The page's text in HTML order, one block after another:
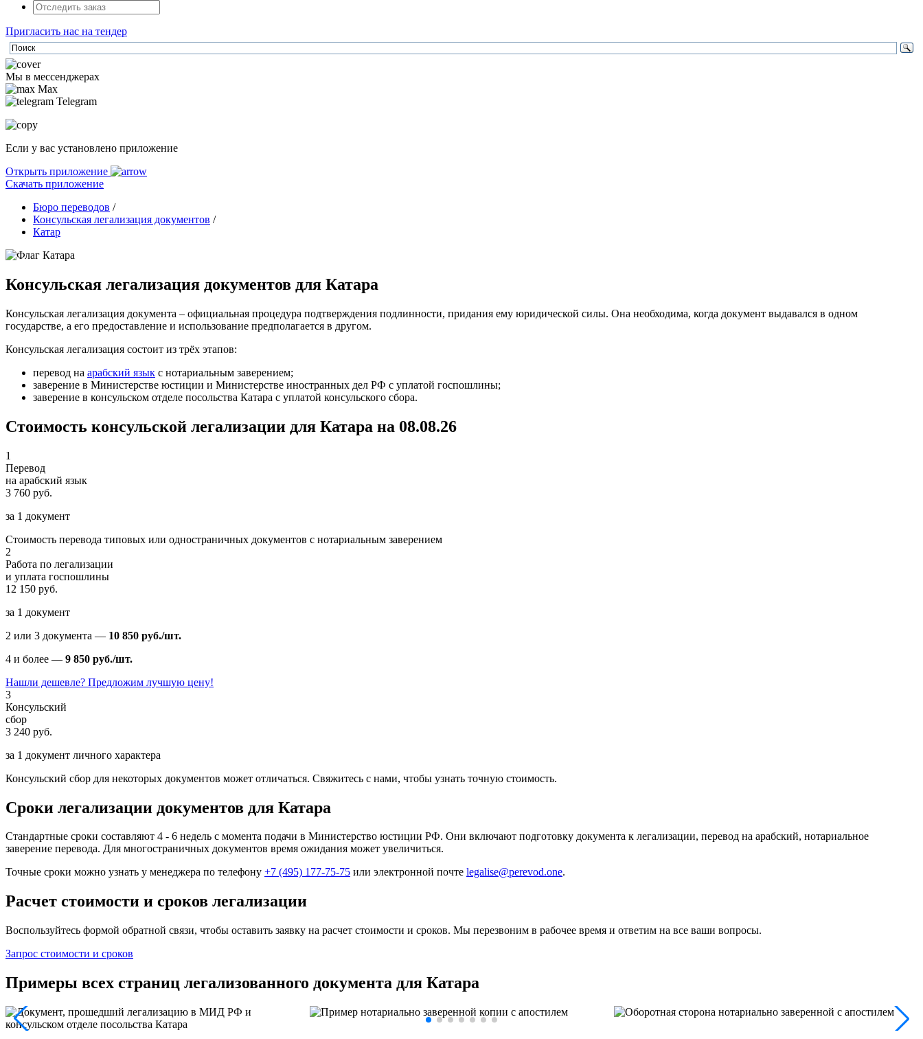
Пригласить нас на тендер
Мы в мессенджерах
Max
Telegram
Если у вас установлено приложение
Открыть приложение
Скачать приложение
Бюро переводов /
Консульская легализация документов /
Катар
Консульская легализация документов для Катара
Консульская легализация документа – официальная процедура подтверждения подлинности, придания ему юридической силы. Она необходима, когда документ выдавался в одном
государстве, а его предоставление и использование предполагается в другом.
Консульская легализация состоит из трёх этапов:
перевод на арабский язык с нотариальным заверением;
заверение в Министерстве юстиции и Министерстве иностранных дел РФ с уплатой госпошлины;
заверение в консульском отделе посольства Катара с уплатой консульского сбора.
Стоимость консульской легализации для Катара на 08.08.26
1
Перевод
на арабский язык
3 760 руб.
за 1 документ
Стоимость перевода типовых или одностраничных документов с нотариальным заверением
2
Работа по легализации
и уплата госпошлины
12 150 руб.
за 1 документ
2 или 3 документа — 10 850 руб./шт.
4 и более — 9 850 руб./шт.
Нашли дешевле? Предложим лучшую цену!
3
Консульский
сбор
3 240 руб.
за 1 документ личного характера
Консульский сбор для некоторых документов может отличаться. Свяжитесь с нами, чтобы узнать точную стоимость.
Сроки легализации документов для Катара
Стандартные сроки составляют 4 - 6 недель с момента подачи в Министерство юстиции РФ. Они включают подготовку документа к легализации, перевод на арабский, нотариальное
заверение перевода. Для многостраничных документов время ожидания может увеличиться.
Точные сроки можно узнать у менеджера по телефону +7 (495) 177-75-75 или электронной почте legalise@perevod.one.
Расчет стоимости и сроков легализации
Воспользуйтесь формой обратной связи, чтобы оставить заявку на расчет стоимости и сроков. Мы перезвоним в рабочее время и ответим на все ваши вопросы.
Запрос стоимости и сроков
Примеры всех страниц легализованного документа для Катара